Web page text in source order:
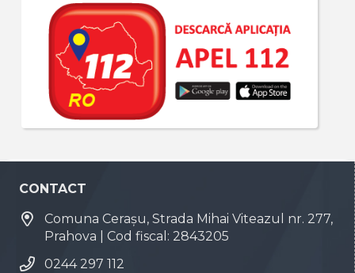
CONTACT
Comuna Cerașu, Strada Mihai Viteazul nr. 277,
Prahova | Cod fiscal: 2843205
0244 297 112